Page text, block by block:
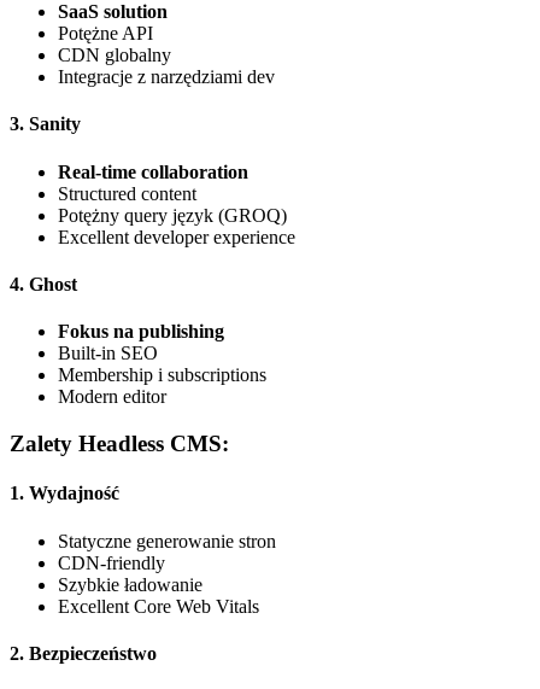
SaaS solution
Potężne API
CDN globalny
Integracje z narzędziami dev
3. Sanity
Real-time collaboration
Structured content
Potężny query język (GROQ)
Excellent developer experience
4. Ghost
Fokus na publishing
Built-in SEO
Membership i subscriptions
Modern editor
Zalety Headless CMS:
1. Wydajność
Statyczne generowanie stron
CDN-friendly
Szybkie ładowanie
Excellent Core Web Vitals
2. Bezpieczeństwo